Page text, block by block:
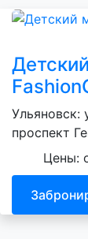
Ульяновск:
проспект
Цены: